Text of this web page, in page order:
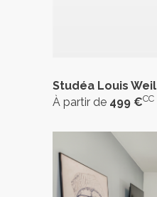
Studéa Louis Weil
À partir de 499 €CC